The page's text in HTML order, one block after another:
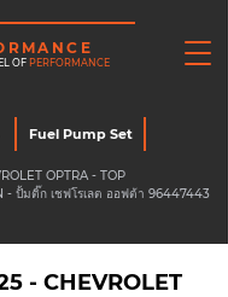
OF PERFORMANCE
OPTRA - TOP
- ปั้มติ๊ก เชฟโรเลต ออฟต้า 96447443
Fuel Pump Set
- CHEVROLET